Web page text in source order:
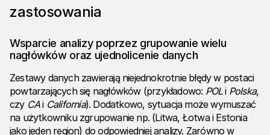
zastosowania
Wsparcie analizy poprzez grupowanie wielu
nagłówków oraz ujednolicenie danych
Zestawy danych zawierają niejednokrotnie błędy w postaci
powtarzających się nagłówków (przykładowo: POLi Polska,
czy CAi California). Dodatkowo, sytuacja może wymuszać
na użytkowniku zgrupowanie np. (Litwa, Łotwa i Estonia
jako jeden region) do odpowiedniej analizy. Zarówno w